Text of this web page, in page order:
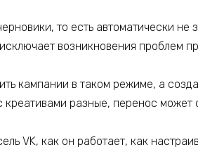
то есть автоматически
возникновения проблем
кампании в таком режиме, а
разные, перенос может
VK, как он работает, как